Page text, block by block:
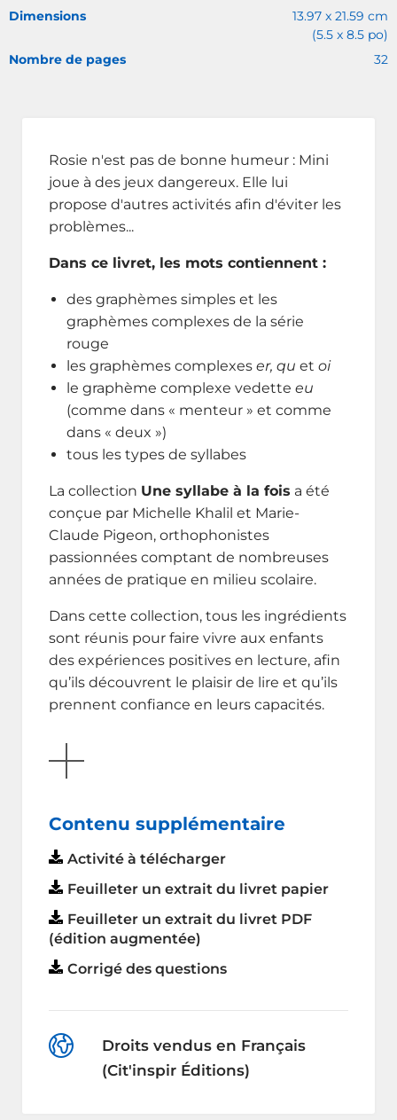
Dimensions
13.97 x 21.59 cm
(5.5 x 8.5 po)
Nombre de pages
32
Rosie n'est pas de bonne humeur : Mini
joue à des jeux dangereux. Elle lui
propose d'autres activités afin d'éviter les
problèmes...
Dans ce livret, les mots contiennent :
des graphèmes simples et les
graphèmes complexes de la série
rouge
les graphèmes complexes er, qu et oi
le graphème complexe vedette eu
(comme dans « menteur » et comme
dans « deux »)
tous les types de syllabes
La collection Une syllabe à la fois a été
conçue par Michelle Khalil et Marie-
Claude Pigeon, orthophonistes
passionnées comptant de nombreuses
années de pratique en milieu scolaire.
Dans cette collection, tous les ingrédients
sont réunis pour faire vivre aux enfants
des expériences positives en lecture, afin
qu’ils découvrent le plaisir de lire et qu’ils
prennent confiance en leurs capacités.
Contenu supplémentaire
Activité à télécharger
Feuilleter un extrait du livret papier
Feuilleter un extrait du livret PDF
(édition augmentée)
Corrigé des questions
Droits vendus en Français
(Cit'inspir Éditions)